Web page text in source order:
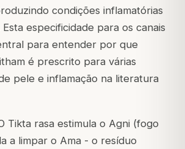
condições inflamatórias
especificidade para os canais
para entender por que
é prescrito para várias
pele e inflamação na literatura
Tikta rasa estimula o Agni (fogo
a limpar o Ama - o resíduo